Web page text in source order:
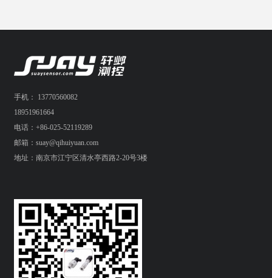
手机： 13770560082
18951961664
电话：+86-025-52119289
邮箱：suay@qihuiyuan.com
地址：南京市江宁区清水亭西路2-20号3楼